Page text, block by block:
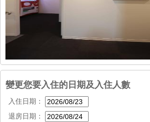
變更您要入住的日期及入住人數
入住日期：
退房日期：